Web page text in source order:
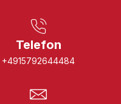
Telefon
+4915792644484